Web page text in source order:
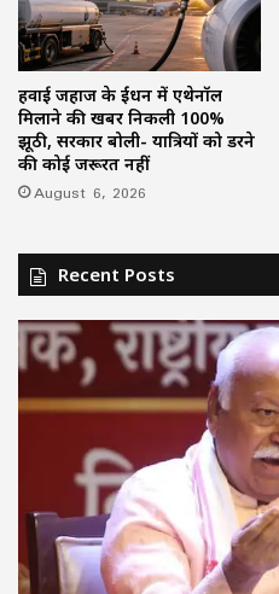
हवाई जहाज के ईंधन में एथेनॉल
मिलाने की खबर निकली 100%
झूठी, सरकार बोली- यात्रियों को डरने
की कोई जरूरत नहीं
August 6, 2026
Recent Posts